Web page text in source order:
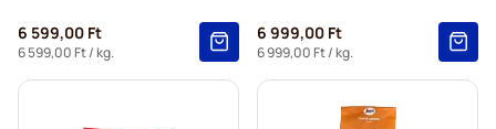
6 599,00 Ft
6 599,00 Ft/ kg.
6 999,00 Ft
6 999,00 Ft/ kg.